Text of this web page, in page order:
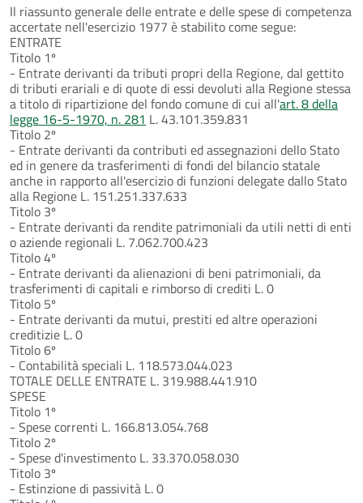
Il riassunto generale delle entrate e delle spese di competenza
accertate nell'esercizio 1977 è stabilito come segue:
ENTRATE
Titolo 1º
- Entrate derivanti da tributi propri della Regione, dal gettito
di tributi erariali e di quote di essi devoluti alla Regione stessa
a titolo di ripartizione del fondo comune di cui all'art. 8 della
legge 16-5-1970, n. 281 L. 43.101.359.831
Titolo 2º
- Entrate derivanti da contributi ed assegnazioni dello Stato
ed in genere da trasferimenti di fondi del bilancio statale
anche in rapporto all'esercizio di funzioni delegate dallo Stato
alla Regione L. 151.251.337.633
Titolo 3º
- Entrate derivanti da rendite patrimoniali da utili netti di enti
o aziende regionali L. 7.062.700.423
Titolo 4º
- Entrate derivanti da alienazioni di beni patrimoniali, da
trasferimenti di capitali e rimborso di crediti L. 0
Titolo 5º
- Entrate derivanti da mutui, prestiti ed altre operazioni
creditizie L. 0
Titolo 6º
- Contabilità speciali L. 118.573.044.023
TOTALE DELLE ENTRATE L. 319.988.441.910
SPESE
Titolo 1º
- Spese correnti L. 166.813.054.768
Titolo 2º
- Spese d'investimento L. 33.370.058.030
Titolo 3º
- Estinzione di passività L. 0